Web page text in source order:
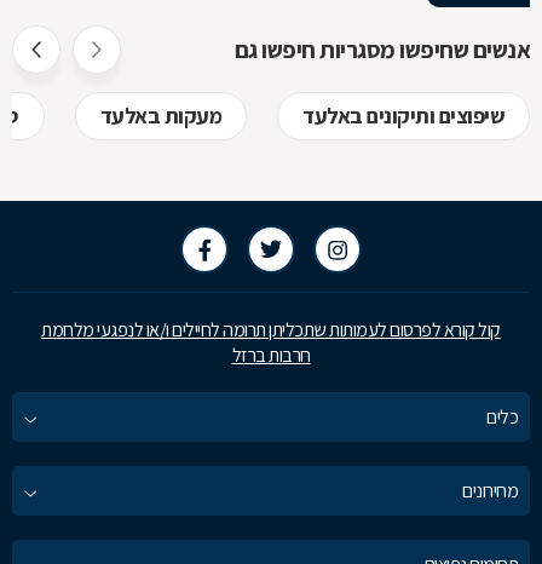
אנשים שחיפשו מסגריות חיפשו גם
שיפוצים ותיקונים באלעד מעקות באלעד
קול קורא לפרסום לעמותות שתכליתן תרומה לחיילים ו/או לנפגעי מלחמת
חרבות ברזל
כלים
מחירונים